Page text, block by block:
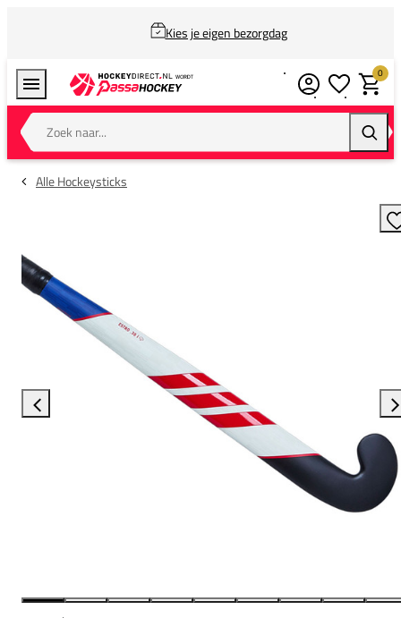
Kies je eigen bezorgdag
Zoek naar...
0
Alle Hockeysticks